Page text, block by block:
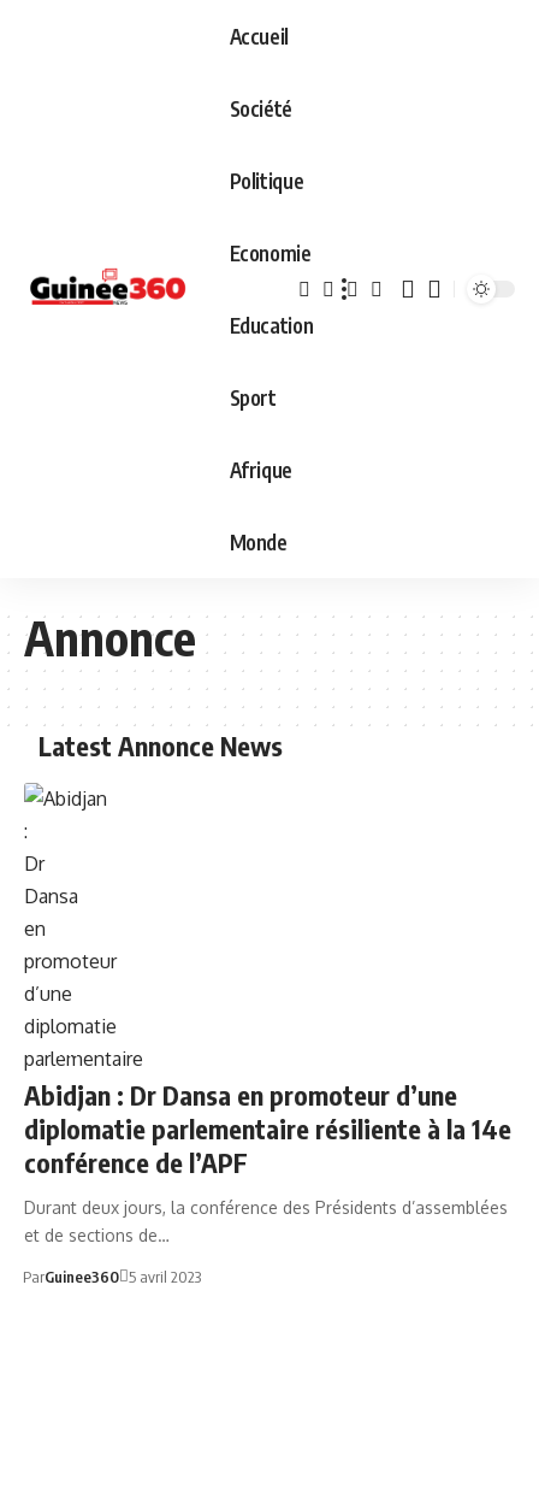
Accueil
Société
Politique
Economie
Education
Sport
Afrique
Monde
Annonce
Latest Annonce News
Abidjan : Dr Dansa en promoteur d’une
diplomatie parlementaire résiliente à la 14e
conférence de l’APF
Durant deux jours, la conférence des Présidents d’assemblées
et de sections de…
ParGuinee360 5 avril 2023